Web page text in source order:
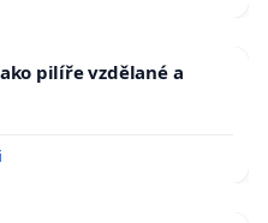
pilíře vzdělané a